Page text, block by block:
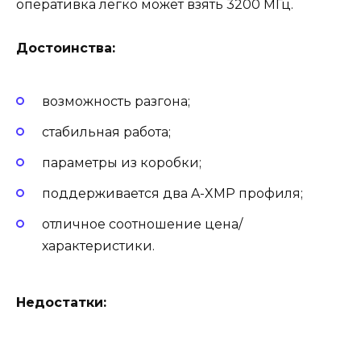
оперативка легко может взять 3200 МГц.
Достоинства:
возможность разгона;
стабильная работа;
параметры из коробки;
поддерживается два A-XMP профиля;
отличное соотношение цена/
характеристики.
Недостатки: